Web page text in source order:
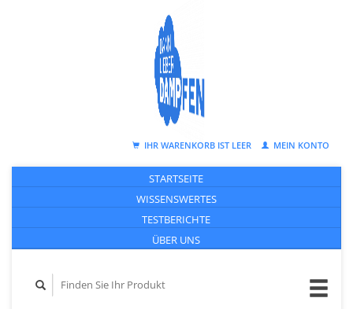
IHR WARENKORB IST LEER MEIN KONTO
STARTSEITE
WISSENSWERTES
TESTBERICHTE
ÜBER UNS